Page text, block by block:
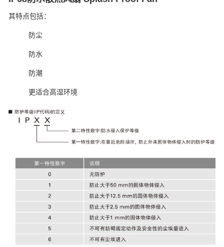
其特点包括：
防尘
防水
防潮
更适合高湿环境